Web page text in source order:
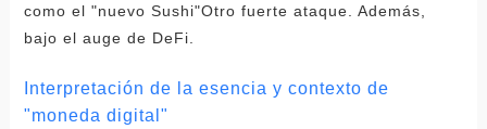
como el "nuevo Sushi"Otro fuerte ataque. Además,
bajo el auge de DeFi.
Interpretación de la esencia y contexto de
"moneda digital"